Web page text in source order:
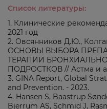
Список литературы:
1. Клинические
2021 год
2. Овсянников Д.Ю.,
ОСНОВЫ ВЫБОРА
ТЕРАПИИ
ПОДРОСТКОВ // Астма и
3. GINA Report, Global
and Prevention. - 2023.
4. Hansen S, Baastrup
Bjerrum AS, Schmid J,